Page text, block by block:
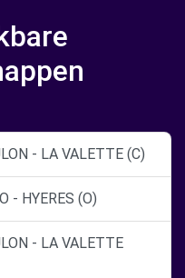
- LA VALETTE (C)
- HYERES (O)
- LA VALETTE